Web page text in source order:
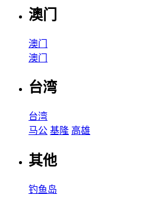
澳门
澳门
澳门
台湾
台湾
马公 基隆 高雄
其他
钓鱼岛